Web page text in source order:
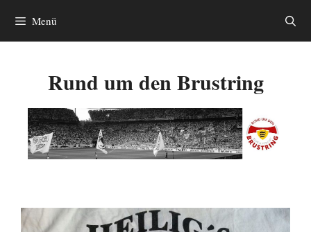
Inhalt
springen
Menü
Rund um den Brustring